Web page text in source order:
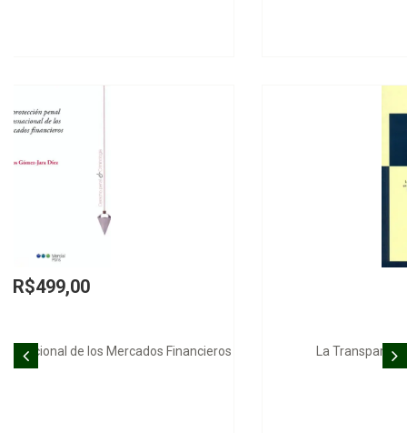
La Transparencia en el Mercado de Capitales